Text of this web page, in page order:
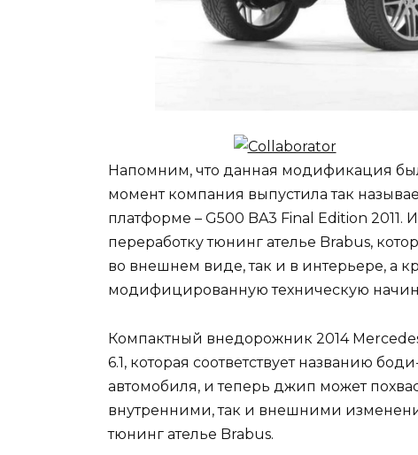
Напомним, что данная модификация
момент компания выпустила так
платформе – G500 BA3 Final Edition
переработку тюнинг ателье Brabus,
во внешнем виде, так и в интерьере, а
модифицированную техническую
Компактный внедорожник 2014
6.1, которая соответствует названию
автомобиля, и теперь джип может
внутренними, так и внешними
тюнинг ателье Brabus.